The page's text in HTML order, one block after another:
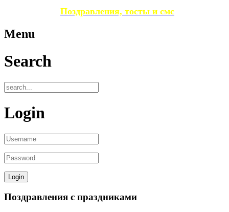
Поздравления, тосты и смс
Menu
Search
Login
Поздравления с праздниками